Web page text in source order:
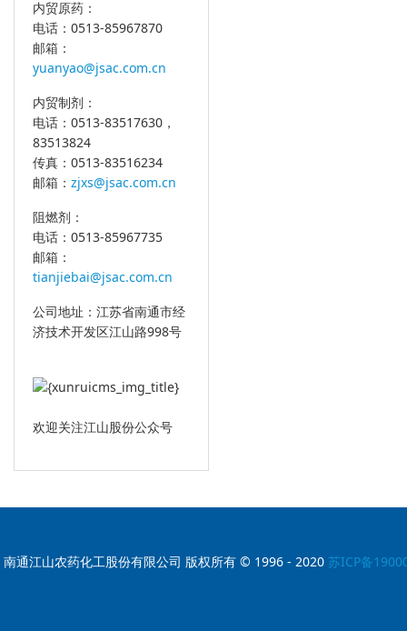
内贸原药：
电话：0513-85967870
邮箱：
yuanyao@jsac.com.cn
内贸制剂：
电话：0513-83517630，
83513824
传真：0513-83516234
邮箱： zjxs@jsac.com.cn
阻燃剂：
电话：0513-85967735
邮箱：
tianjiebai@jsac.com.cn
公司地址：江苏省南通市经
济技术开发区江山路998号
欢迎关注江山股份公众号
南通江山农药化工股份有限公司 版权所有 © 1996 - 2020 苏ICP备